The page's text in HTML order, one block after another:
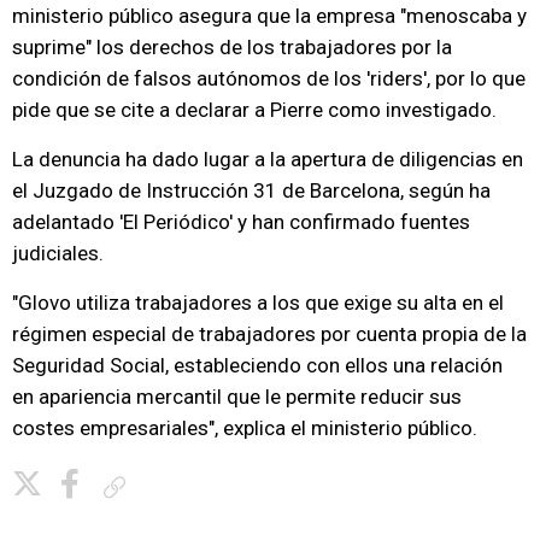
ministerio público asegura que la empresa "menoscaba y
suprime" los derechos de los trabajadores por la
condición de falsos autónomos de los 'riders', por lo que
pide que se cite a declarar a Pierre como investigado.
La denuncia ha dado lugar a la apertura de diligencias en
el Juzgado de Instrucción 31 de Barcelona, según ha
adelantado 'El Periódico' y han confirmado fuentes
judiciales.
"Glovo utiliza trabajadores a los que exige su alta en el
régimen especial de trabajadores por cuenta propia de la
Seguridad Social, estableciendo con ellos una relación
en apariencia mercantil que le permite reducir sus
costes empresariales", explica el ministerio público.